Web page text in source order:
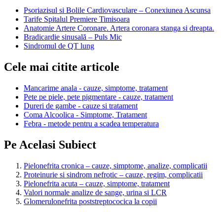
Psoriazisul si Bolile Cardiovasculare – Conexiunea Ascunsa
Tarife Spitalul Premiere Timisoara
Anatomie Artere Coronare. Artera coronara stanga si dreapta.
Bradicardie sinusală – Puls Mic
Sindromul de QT lung
Cele mai citite articole
Mancarime anala - cauze, simptome, tratament
Pete pe piele, pete pigmentare - cauze, tratament
Dureri de gambe - cauze si tratament
Coma Alcoolica - Simptome, Tratament
Febra - metode pentru a scadea temperatura
Pe Acelasi Subiect
Pielonefrita cronica – cauze, simptome, analize, complicatii
Proteinurie si sindrom nefrotic – cauze, regim, complicatii
Pielonefrita acuta – cauze, simptome, tratament
Valori normale analize de sange, urina si LCR
Glomerulonefrita poststreptococica la copii